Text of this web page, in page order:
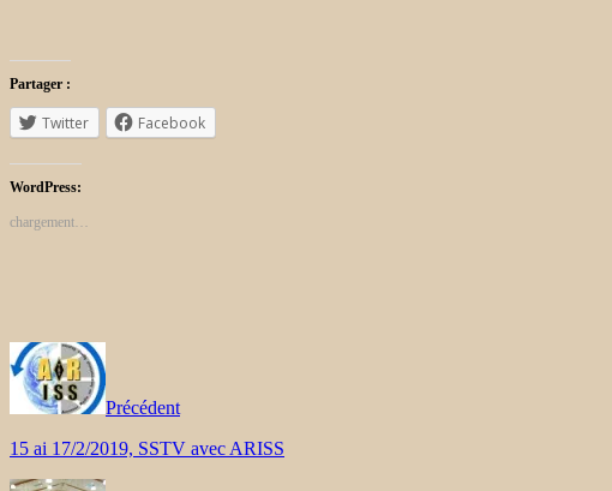
Partager :
Twitter Facebook
WordPress:
chargement…
Précédent
15 ai 17/2/2019, SSTV avec ARISS